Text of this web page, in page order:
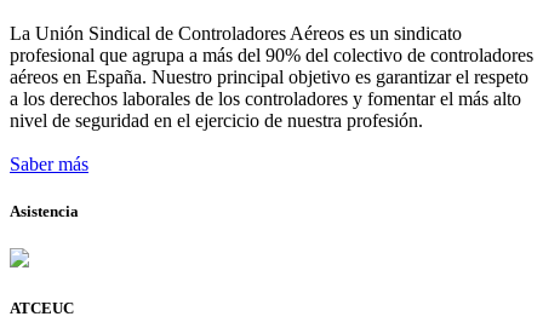
La Unión Sindical de Controladores Aéreos es un sindicato
profesional que agrupa a más del 90% del colectivo de controladores
aéreos en España. Nuestro principal objetivo es garantizar el respeto
a los derechos laborales de los controladores y fomentar el más alto
nivel de seguridad en el ejercicio de nuestra profesión.
Saber más
Asistencia
ATCEUC